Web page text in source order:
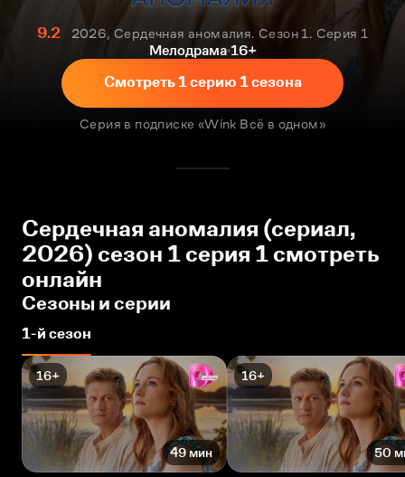
9.2
2026, Сердечная аномалия. Сезон 1. Серия 1
Мелодрама 16+
Смотреть 1 серию 1 сезона
Серия в подписке «Wink Всё в одном»
Сердечная аномалия (сериал,
2026) сезон 1 серия 1 смотреть
онлайн
Сезоны и серии
1-й сезон
16+
49 мин
16+
50